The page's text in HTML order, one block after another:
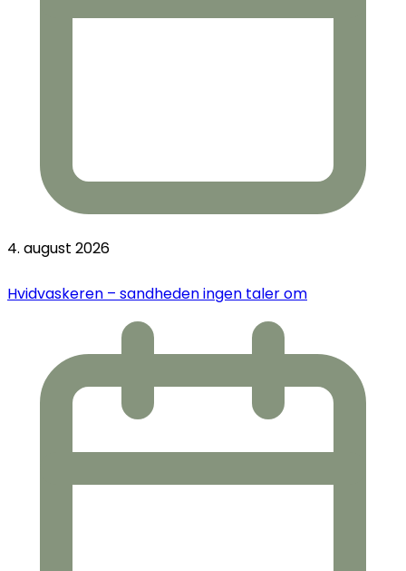
4. august 2026
Hvidvaskeren – sandheden ingen taler om